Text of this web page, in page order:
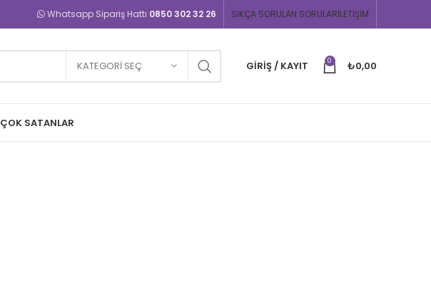
Whatsapp Sipariş Hattı 0850 302 32 26 SIKÇA SORULAN SORULARİLETIŞIM
KATEGORI SEÇ GIRIŞ / KAYIT 0 ₺0,00
ÇOK SATANLAR